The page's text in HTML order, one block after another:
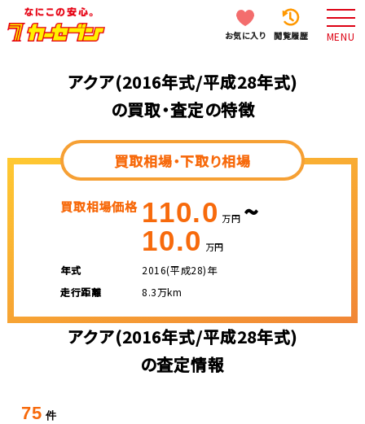
お気に入り 閲覧履歴 MENU
アクア(2016年式/平成28年式)
の買取・査定の特徴
買取相場・下取り相場
買取相場価格 110.0 万円 ~
10.0 万円
年式
2016(平成28)年
走行距離
8.3万km
アクア(2016年式/平成28年式)
の査定情報
75 件